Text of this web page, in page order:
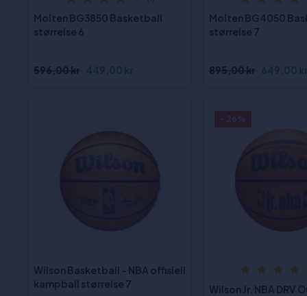
Molten BG3850 Basketball
størrelse 6
596,00 kr 449,00 kr
Molten BG4050
størrelse 7
895,00 kr 649,00
Wilson Basketball - NBA offisiell
kampball størrelse 7
Wilson Jr. NBA DRV